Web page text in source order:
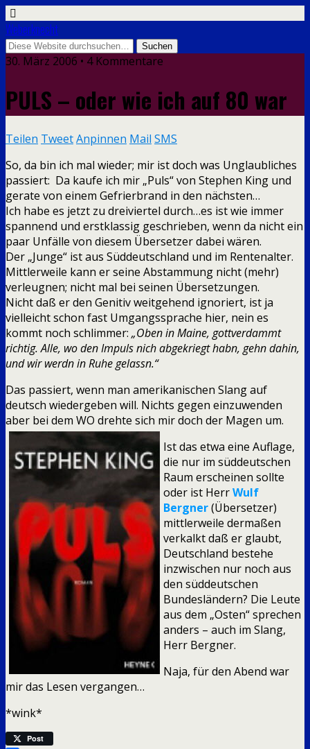
Weberknecht
30. März 2006 • 4 Kommentare
PULS – oder wie ich auf 80 war
Teilen TweetAnpinnen Mail SMS
So, da bin ich mal wieder; mir ist doch was Unglaubliches
passiert: Da kaufe ich mir „Puls“ von Stephen King und
gerate von einem Gefrierbrand in den nächsten…
Ich habe es jetzt zu dreiviertel durch…es ist wie immer
spannend und erstklassig geschrieben, wenn da nicht ein
paar Unfälle von diesem Übersetzer dabei wären.
Der „Junge“ ist aus Süddeutschland und im Rentenalter.
Mittlerweile kann er seine Abstammung nicht (mehr)
verleugnen; nicht mal bei seinen Übersetzungen.
Nicht daß er den Genitiv weitgehend ignoriert, ist ja
vielleicht schon fast Umgangssprache hier, nein es
kommt noch schlimmer: „Oben in Maine, gottverdammt
richtig. Alle, wo den Impuls nich abgekriegt habn, gehn dahin,
und wir werdn in Ruhe gelassn.“
Das passiert, wenn man amerikanischen Slang auf
deutsch wiedergeben will. Nichts gegen einzuwenden
aber bei dem WO drehte sich mir doch der Magen um.
Ist das etwa eine Auflage,
die nur im süddeutschen
Raum erscheinen sollte
oder ist HerrWulf
Bergner(Übersetzer)
mittlerweile dermaßen
verkalkt daß er glaubt,
Deutschland bestehe
inzwischen nur noch aus
den süddeutschen
Bundesländern? Die Leute
aus dem „Osten“ sprechen
anders – auch im Slang,
Herr Bergner.
Naja, für den Abend war
mir das Lesen vergangen…
*wink*
Post